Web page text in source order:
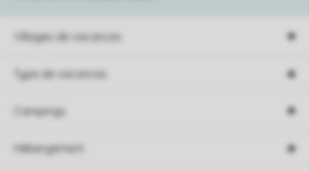
Villages de vacances
Type de vacances
Campings
Hébergement